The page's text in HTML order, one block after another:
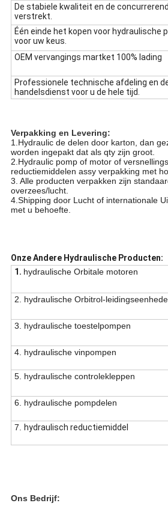
De stabiele kwaliteit en de
verstrekt.
Één einde het kopen voor hydraulische
voor uw keus.
OEM vervangings martket 100% lading
Professionele technische afdeling en
handelsdienst voor u de hele tijd.
Verpakking en Levering:
1.Hydraulic de delen door karton, dan
worden ingepakt dat als qty zijn groot.
2.Hydraulic pomp of motor of
reductiemiddelen assy verpakking met
3. Alle producten verpakken zijn
overzees/lucht.
4.Shipping door Lucht of internationale
met u behoefte.
Onze Andere Hydraulische Producten:
1. hydraulische Orbitale motoren
2. hydraulische Orbitrol-
3. hydraulische toestelpompen
4. hydraulische vinpompen
5. hydraulische controlekleppen
6. hydraulische pompdelen
7. hydraulisch reductiemiddel
Ons Bedrijf: